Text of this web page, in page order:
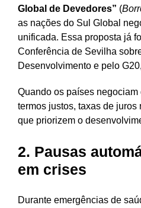
Global de Devedores” (
as nações do Sul Global
unificada. Essa proposta já
Conferência de Sevilha
Desenvolvimento e pelo
Quando os países
termos justos, taxas de
que priorizem o
2. Pausas
em crises
Durante emergências de